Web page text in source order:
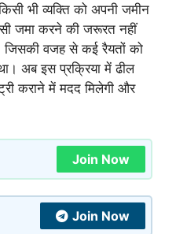
भी व्यक्ति को अपनी जमीन
जमा करने की जरूरत नहीं
जिसकी वजह से कई रैयतों को
अब इस प्रक्रिया में ढील
कराने में मदद मिलेगी और
Join Now
Join Now